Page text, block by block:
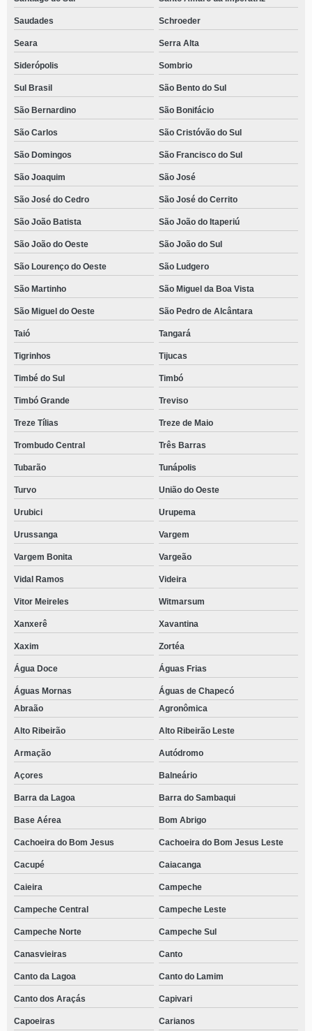
Saudades Schroeder
Seara Serra Alta
Siderópolis Sombrio
Sul Brasil São Bento do Sul
São Bernardino São Bonifácio
São Carlos São Cristóvão do Sul
São Domingos São Francisco do Sul
São Joaquim São José
São José do Cedro São José do Cerrito
São João Batista São João do Itaperiú
São João do Oeste São João do Sul
São Lourenço do Oeste São Ludgero
São Martinho São Miguel da Boa Vista
São Miguel do Oeste São Pedro de Alcântara
Taió Tangará
Tigrinhos Tijucas
Timbé do Sul Timbó
Timbó Grande Treviso
Treze Tílias Treze de Maio
Trombudo Central Três Barras
Tubarão Tunápolis
Turvo União do Oeste
Urubici Urupema
Urussanga Vargem
Vargem Bonita Vargeão
Vidal Ramos Videira
Vitor Meireles Witmarsum
Xanxerê Xavantina
Xaxim Zortéa
Água Doce Águas Frias
Águas Mornas
Águas de Chapecó
Abraão
Agronômica
Alto Ribeirão Alto Ribeirão Leste
Armação Autódromo
Açores Balneário
Barra da Lagoa Barra do Sambaqui
Base Aérea Bom Abrigo
Cachoeira do Bom Jesus Cachoeira do Bom Jesus Leste
Cacupé Caiacanga
Caieira Campeche
Campeche Central Campeche Leste
Campeche Norte Campeche Sul
Canasvieiras Canto
Canto da Lagoa Canto do Lamim
Canto dos Araçás Capivari
Capoeiras Carianos